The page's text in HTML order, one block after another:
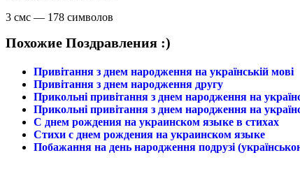
3 смс — 178 символов
Похожие Поздравления :)
Привітання з днем народження на українській мові
Привітання з днем народження другу
Прикольні привітання з днем народження на
Прикольні привітання з днем народження на
С днем рождения на украинском языке в стихах
Стихи с днем рождения на украинском языке
Побажання на день народження подрузі